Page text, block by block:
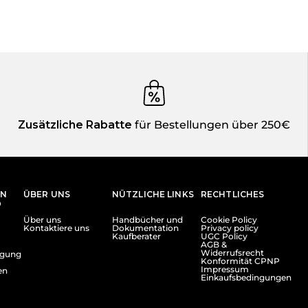
Zusätzliche Rabatte für Bestellungen über 250€
ÜBER UNS
Über uns
Kontaktiere uns
NÜTZLICHE LINKS
Handbücher und
Dokumentation
Kaufberater
RECHTLICHES
Cookie Policy
Privacy policy
UGC Policy
AGB &
Widerrufsrecht
Konformität CPNP
Impressum
Einkaufsbedingungen